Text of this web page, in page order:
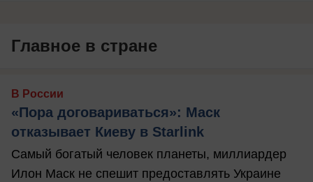
Главное в стране
В России
«Пора договариваться»: Маск
отказывает Киеву в Starlink
Самый богатый человек планеты, миллиардер
Илон Маск не спешит предоставлять Украине